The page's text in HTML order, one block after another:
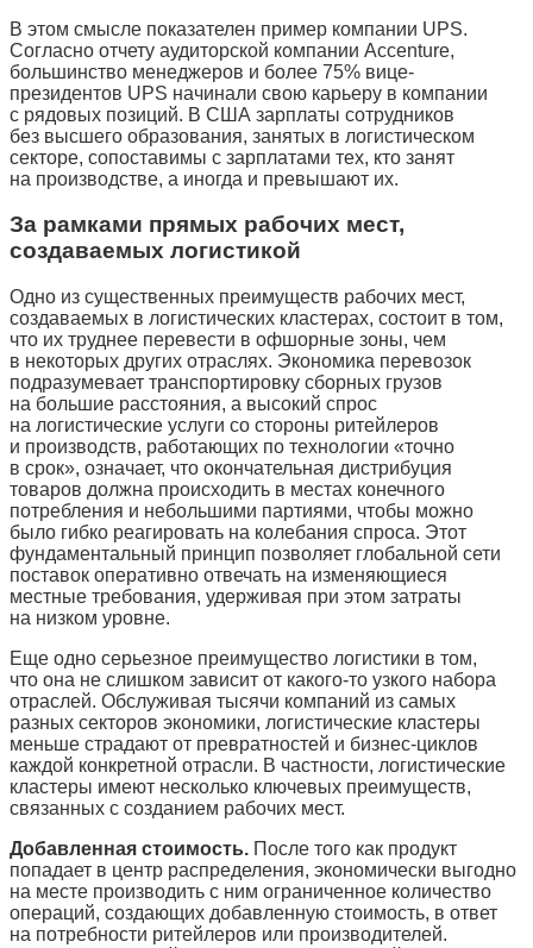
В этом смысле показателен пример компании UPS.
Согласно отчету аудиторской компании Accenture,
большинство менеджеров и более 75% вице-
президентов UPS начинали свою карьеру в компании
с рядовых позиций. В США зарплаты сотрудников
без высшего образования, занятых в логистическом
секторе, сопоставимы с зарплатами тех, кто занят
на производстве, а иногда и превышают их.
За рамками прямых рабочих мест,
создаваемых логистикой
Одно из существенных преимуществ рабочих мест,
создаваемых в логистических кластерах, состоит в том,
что их труднее перевести в офшорные зоны, чем
в некоторых других отраслях. Экономика перевозок
подразумевает транспортировку сборных грузов
на большие расстояния, а высокий спрос
на логистические услуги со стороны ритейлеров
и производств, работающих по технологии «точно
в срок», означает, что окончательная дистрибуция
товаров должна происходить в местах конечного
потребления и небольшими партиями, чтобы можно
было гибко реагировать на колебания спроса. Этот
фундаментальный принцип позволяет глобальной сети
поставок оперативно отвечать на изменяющиеся
местные требования, удерживая при этом затраты
на низком уровне.
Еще одно серьезное преимущество логистики в том,
что она не слишком зависит от какого-то узкого набора
отраслей. Обслуживая тысячи компаний из самых
разных секторов экономики, логистические кластеры
меньше страдают от превратностей и бизнес-циклов
каждой конкретной отрасли. В частности, логистические
кластеры имеют несколько ключевых преимуществ,
связанных с созданием рабочих мест.
Добавленная стоимость. После того как продукт
попадает в центр распределения, экономически выгодно
на месте производить с ним ограниченное количество
операций, создающих добавленную стоимость, в ответ
на потребности ритейлеров или производителей.